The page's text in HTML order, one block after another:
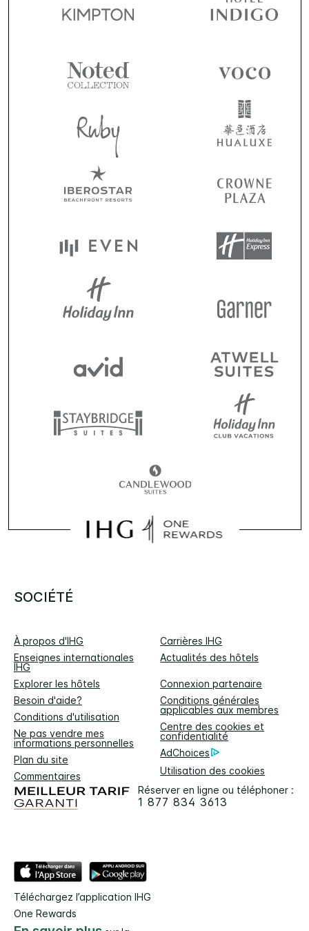
SOCIÉTÉ
À propos d'IHG
Carrières IHG
Enseignes internationales
IHG
Actualités des hôtels
Explorer les hôtels
Connexion partenaire
Besoin d'aide?
Conditions générales
applicables aux membres
Conditions d'utilisation
Centre des cookies et
confidentialité
Ne pas vendre mes
informations personnelles
AdChoices
Plan du site
Utilisation des cookies
Commentaires
Réserver en ligne ou téléphoner :
1 877 834 3613
Téléchargez l’application IHG
One Rewards